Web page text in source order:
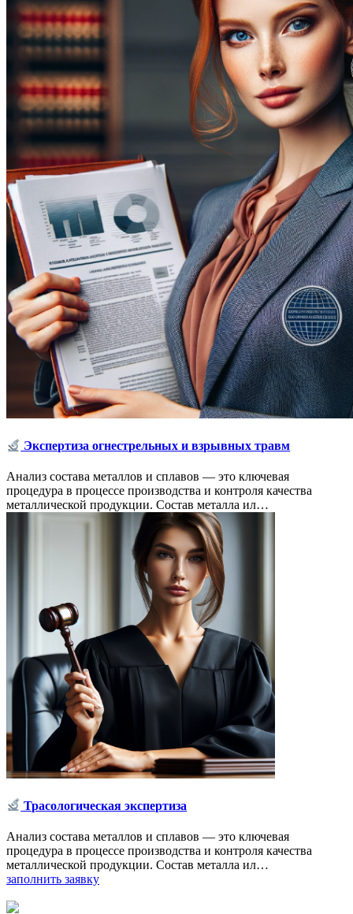
Экспертиза огнестрельных и взрывных травм
Анализ состава металлов и сплавов — это ключевая
процедура в процессе производства и контроля качества
металлической продукции. Состав металла ил…
Трасологическая экспертиза
Анализ состава металлов и сплавов — это ключевая
процедура в процессе производства и контроля качества
металлической продукции. Состав металла ил…
заполнить заявку